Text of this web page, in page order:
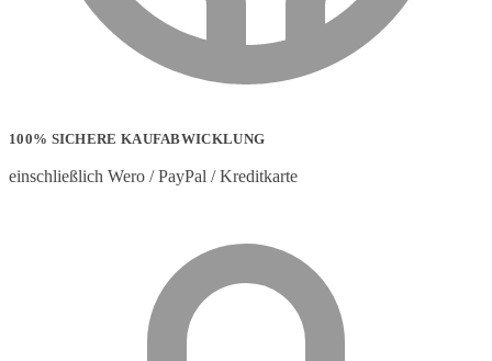
100% SICHERE KAUFABWICKLUNG
einschließlich Wero / PayPal / Kreditkarte